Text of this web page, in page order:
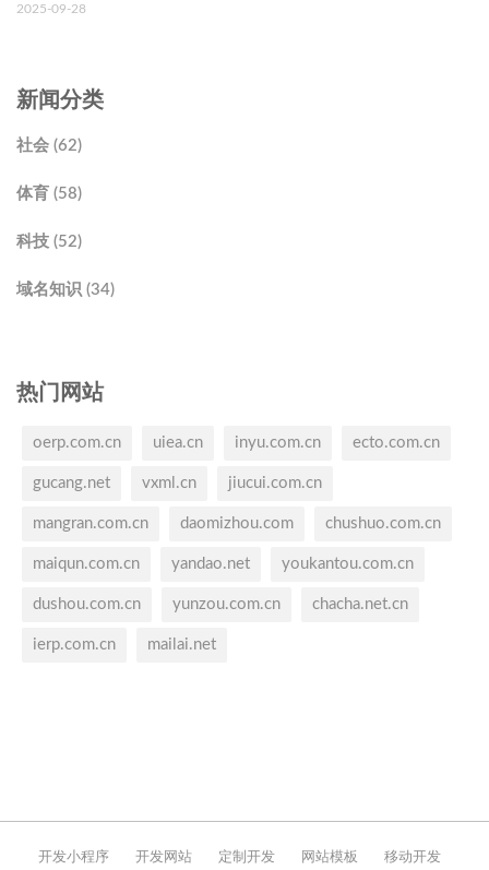
2025-09-28
新闻分类
社会 (62)
体育 (58)
科技 (52)
域名知识 (34)
热门网站
oerp.com.cn uiea.cn inyu.com.cn ecto.com.cn
gucang.net vxml.cn jiucui.com.cn
mangran.com.cn daomizhou.com chushuo.com.cn
maiqun.com.cn yandao.net youkantou.com.cn
dushou.com.cn yunzou.com.cn chacha.net.cn
ierp.com.cn mailai.net
开发小程序 开发网站 定制开发 网站模板 移动开发